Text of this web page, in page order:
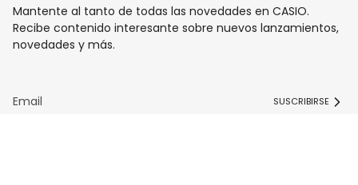
Mantente al tanto de todas las novedades en CASIO.
Recibe contenido interesante sobre nuevos lanzamientos,
novedades y más.
SUSCRIBIRSE